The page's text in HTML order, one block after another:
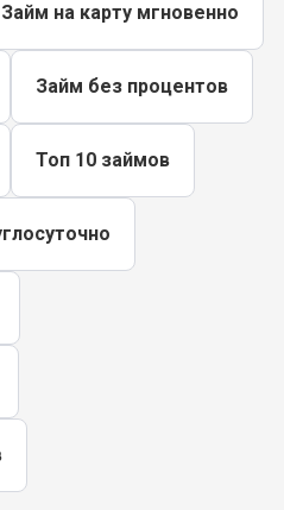
Займ на карту мгновенно
Займ без процентов
Топ 10 займов